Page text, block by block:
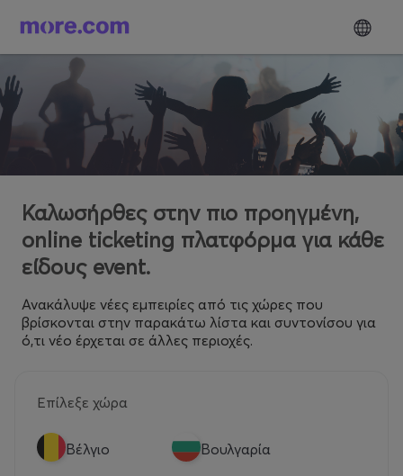
Καλωσήρθες στην πιο προηγμένη,
online ticketing πλατφόρμα για κάθε
είδους event.
Ανακάλυψε νέες εμπειρίες από τις χώρες που
βρίσκονται στην παρακάτω λίστα και συντονίσου για
ό,τι νέο έρχεται σε άλλες περιοχές.
Επίλεξε χώρα
Βέλγιο Βουλγαρία